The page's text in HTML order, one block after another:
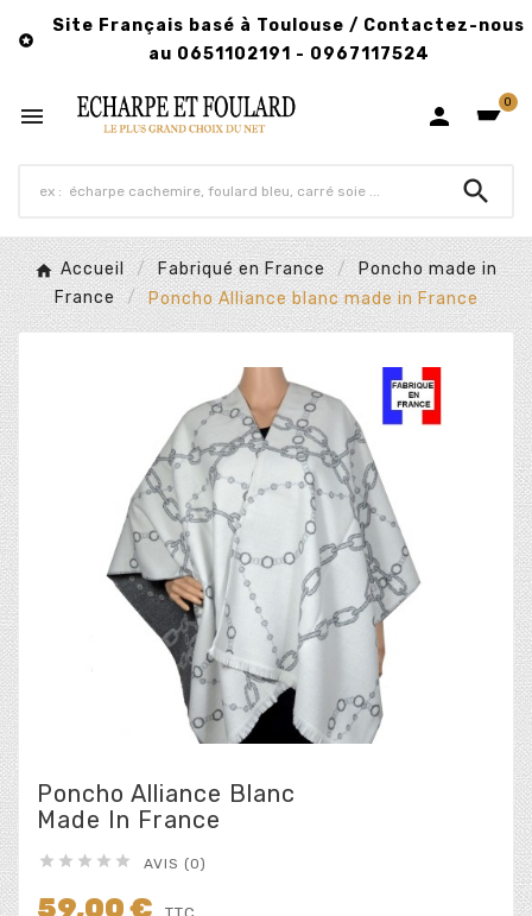

Site Français basé à Toulouse / Contactez-nous
au 0651102191 - 0967117524
  0

Accueil Fabriqué en France
Poncho made in
France
Poncho Alliance blanc made in France
Poncho Alliance Blanc
Made In France
     AVIS (0)
59,00 €